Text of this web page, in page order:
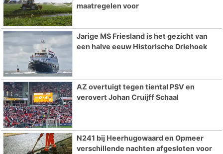
maatregelen voor
Jarige MS Friesland is het gezicht van
een halve eeuw Historische Driehoek
AZ overtuigt tegen tiental PSV en
verovert Johan Cruijff Schaal
N241 bij Heerhugowaard en Opmeer
verschillende nachten afgesloten voor